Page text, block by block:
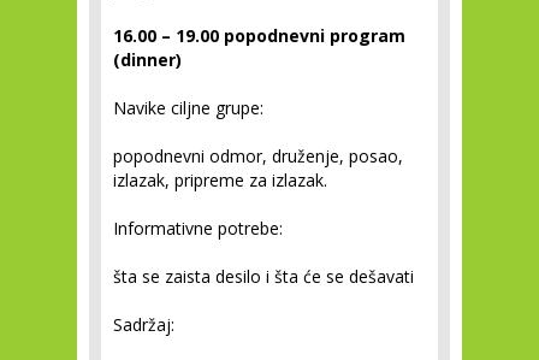
16.00 – 19.00 popodnevni program
(dinner)
Navike ciljne grupe:
popodnevni odmor, druženje, posao,
izlazak, pripreme za izlazak.
Informativne potrebe:
šta se zaista desilo i šta će se dešavati
Sadržaj: